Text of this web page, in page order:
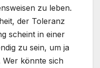
zu leben.
der Toleranz
scheint in einer
zu sein, um ja
Wer könnte sich